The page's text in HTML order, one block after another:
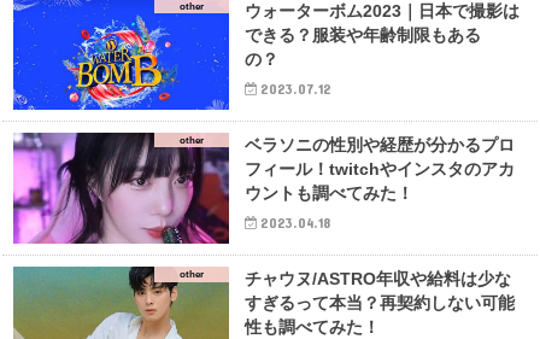
other
ウォーターボム2023｜日本で撮影は
できる？服装や年齢制限もある
の？
2023.07.12
other
ベラソニの性別や経歴が分かるプロ
フィール！twitchやインスタのアカ
ウントも調べてみた！
2023.04.18
other
チャウヌ/ASTRO年収や給料は少な
すぎるって本当？再契約しない可能
性も調べてみた！